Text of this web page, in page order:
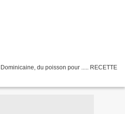
du poisson pour ..... RECETTE